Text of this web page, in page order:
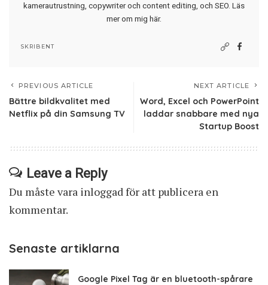
kamerautrustning, copywriter och content editing, och SEO. Läs
mer om mig här.
SKRIBENT
PREVIOUS ARTICLE
Bättre bildkvalitet med
Netflix på din Samsung TV
NEXT ARTICLE
Word, Excel och PowerPoint
laddar snabbare med nya
Startup Boost
Leave a Reply
Du måste vara inloggadför att publicera en
kommentar.
Senaste artiklarna
Google Pixel Tag är en bluetooth-spårare